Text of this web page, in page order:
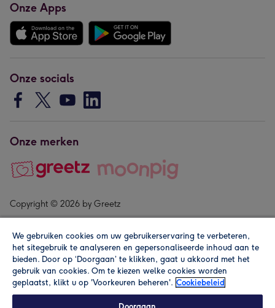
Onze Apps
Onze socials
Onze merken
Copyright © 2026 by Greetz
Alle prijzen zijn inclusief btw en andere heffingen. Lees de
We gebruiken cookies om uw gebruikerservaring te verbeteren,
het sitegebruik te analyseren en gepersonaliseerde inhoud aan te
bieden. Door op ‘Doorgaan’ te klikken, gaat u akkoord met het
gebruik van cookies. Om te kiezen welke cookies worden
geplaatst, klikt u op 'Voorkeuren beheren'. Cookiebeleid